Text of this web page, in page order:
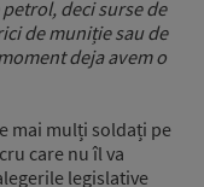
deci surse de
de muniție sau de
deja avem o
mai mulți soldați pe
care nu îl va
legislative